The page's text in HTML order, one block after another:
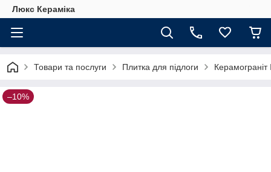
Люкс Кераміка
Товари та послуги Плитка для підлоги
–10%